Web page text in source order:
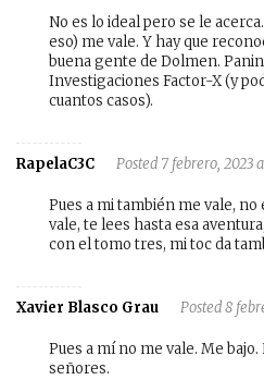
No es lo ideal pero se le
eso) me vale. Y hay que
buena gente de Dolmen.
Investigaciones Factor-X (y
cuantos casos).
RapelaC3C Posted 7 febrero, 2023
Pues a mi también me vale,
vale, te lees hasta esa
con el tomo tres, mi toc da
Xavier Blasco Grau Posted 8
Pues a mí no me vale. Me
señores.